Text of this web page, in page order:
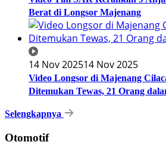
Berat di Longsor Majenang
14 Nov 202514 Nov 2025
Video Longsor di Majenang
Ditemukan Tewas, 21 Orang
Selengkapnya
Otomotif